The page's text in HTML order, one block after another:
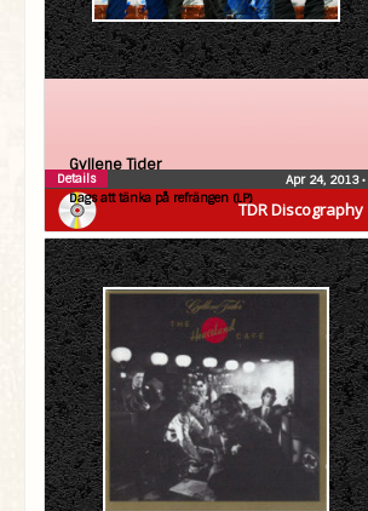
TDR Discography
Gyllene Tider
Dags att tänka på refrängen (LP)
Apr 24, 2013•
Details